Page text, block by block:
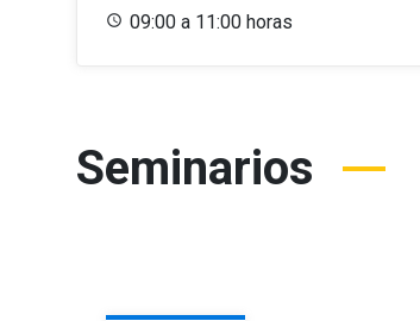
09:00 a 11:00 horas
Seminarios